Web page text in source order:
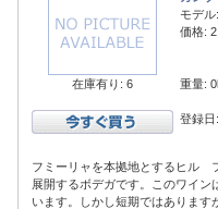
在庫有り: 6
モデル:
価格:
重量:
登録
フミーリャを本拠地とするヒル
展開するボデガです。このワイ
います。しかし短期ではありま